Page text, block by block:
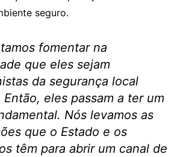
seguro.
fomentar na
que eles sejam
da segurança local
Então, eles passam a ter um
Nós levamos as
que o Estado e os
têm para abrir um canal de